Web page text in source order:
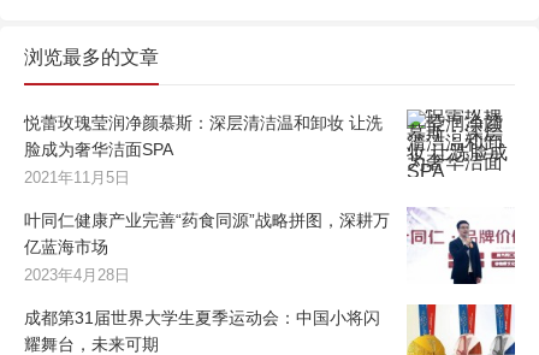
浏览最多的文章
悦蕾玫瑰莹润净颜慕斯：深层清洁温和卸妆 让洗
脸成为奢华洁面SPA
2021年11月5日
叶同仁健康产业完善“药食同源”战略拼图，深耕万
亿蓝海市场
2023年4月28日
成都第31届世界大学生夏季运动会：中国小将闪
耀舞台，未来可期